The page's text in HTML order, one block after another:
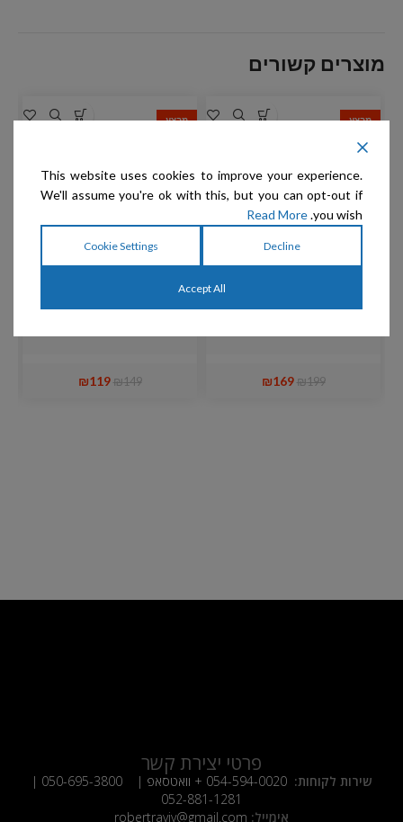
מוצרים קשורים
מבצע
מברשת פינים אובלית 35
₪199
₪169
מבצע
מברשת בצורת טי – מיני
₪149
₪119
פרטי יצירת קשר
שירות לקוחות: 054-594-0020 + וואטסאפ | 050-695-3800
|
052-881-1281
אימייל: robertraviv@gmail.com
This website uses cookies to improve your experience.
We'll assume you're ok with this, but you can opt-out if
you wish.
Read More
Decline
Cookie Settings
Accept All